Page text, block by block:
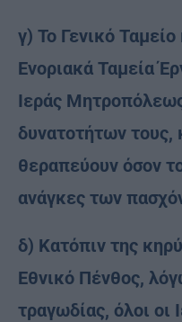
γ) Το Γενικό
Ενοριακά Ταμεία
Ιεράς
δυνατοτήτων τους,
θεραπεύουν όσον
ανάγκες των
δ) Κατόπιν της
Εθνικό Πένθος,
τραγωδίας, όλοι οι